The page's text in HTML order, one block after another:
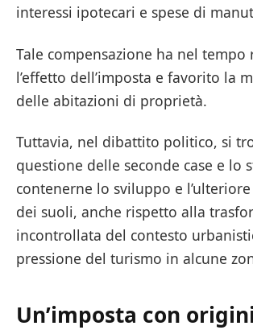
interessi ipotecari e spese di
Tale compensazione ha nel tempo
l’effetto dell’imposta e favorito la
delle abitazioni di proprietà.
Tuttavia, nel dibattito politico, si
questione delle seconde case e lo
contenerne lo sviluppo e
dei suoli, anche rispetto alla
incontrollata del contesto
pressione del turismo in alcune
Un’imposta con